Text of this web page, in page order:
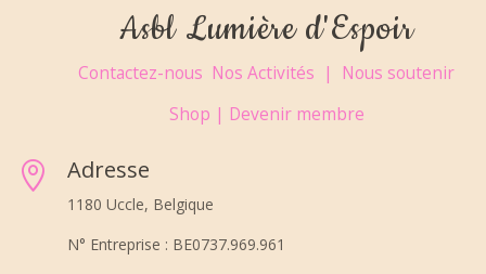
Asbl Lumière d'Espoir
Contactez-nous Nos Activités | Nous soutenir
Shop | Devenir membre
 Adresse
1180 Uccle, Belgique
N° Entreprise : BE0737.969.961